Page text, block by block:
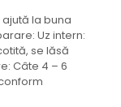
la buna
Uz intern:
se lăsă
Câte 4 – 6